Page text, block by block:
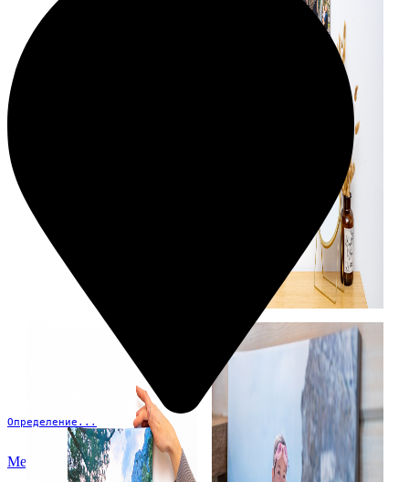
Определение...
Меню